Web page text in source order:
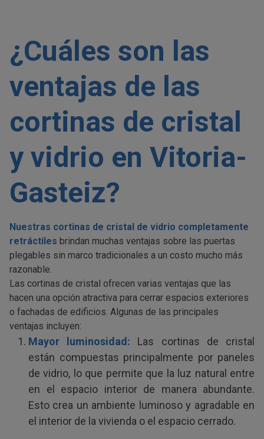
¿Cuáles son las
ventajas de las
cortinas de cristal
y vidrio en Vitoria-
Gasteiz?
Nuestras cortinas de cristal de vidrio completamente
retráctiles brindan muchas ventajas sobre las puertas
plegables sin marco tradicionales a un costo mucho más
razonable.
Las cortinas de cristal ofrecen varias ventajas que las
hacen una opción atractiva para cerrar espacios exteriores
o fachadas de edificios. Algunas de las principales
ventajas incluyen:
Mayor luminosidad: Las cortinas de cristal
están compuestas principalmente por paneles
de vidrio, lo que permite que la luz natural entre
en el espacio interior de manera abundante.
Esto crea un ambiente luminoso y agradable en
el interior de la vivienda o el espacio cerrado.